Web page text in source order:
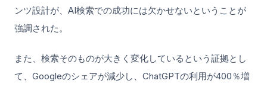
ンツ設計が、AI検索での成功には欠かせないということが
強調された。
また、検索そのものが大きく変化しているという証拠とし
て、Googleのシェアが減少し、ChatGPTの利用が400％増